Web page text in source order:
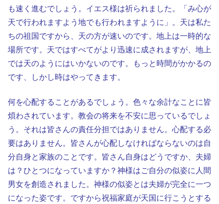
も速く進むでしょう。イエス様は祈られました。「み心が
天で行われますよう地でも行われますように」。天は私た
ちの祖国ですから、天の方が速いのです。地上は一時的な
場所です。天ではすべてがより迅速に成されますが、地上
では天のようにはいかないのです。もっと時間がかかるの
です、しかし時はやってきます。
何を心配することがあるでしょう。色々な余計なことに皆
煩わされています。教会の将来を不安に思っているでしょ
う。それは皆さんの責任分担ではありません。心配する必
要はありません。皆さんが心配しなければならないのは自
分自身と家族のことです。皆さん自身はどうですか、夫婦
は？ひとつになっていますか？神様はご自分の似姿に人間
男女を創造されました。神様の似姿とは夫婦が完全に一つ
になった姿です。ですから祝福家庭が天国に行こうとする